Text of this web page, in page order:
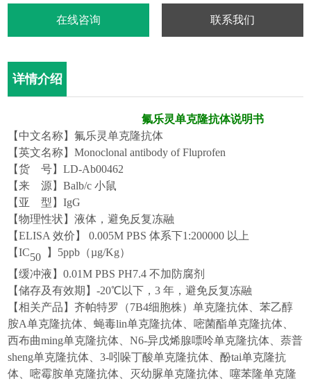
在线咨询 联系我们
详情介绍
氟乐灵单克隆抗体说明书
【中文名称】氟乐灵单克隆抗体
【英文名称】Monoclonal antibody of Fluprofen
【货
号】LD-Ab00462
【来
源】Balb/c 小鼠
【亚
型】IgG
【物理性状】液体，避免反复冻融
【ELISA 效价】 0.005M PBS 体系下1:200000 以上
【IC50 】 5ppb（µg/Kg）
【缓冲液】0.01M PBS PH7.4 不加防腐剂
【储存及有效期】-20℃以下，3 年，避免反复冻融
【相关产品】齐帕特罗（7B4细胞株）单克隆抗体 、苯乙醇
胺A单克隆抗体 、蝇毒lin单克隆抗体 嘧菌酯单克隆抗体
西布曲ming单克隆抗体 、N6-异戊烯腺嘌呤单克隆抗体 、萘普
sheng单克隆抗体 、3-吲哚丁酸单克隆抗体、酚tai单克隆抗
体
嘧霉胺单克隆抗体 灭幼脲单克隆抗体 噻苯隆单克隆